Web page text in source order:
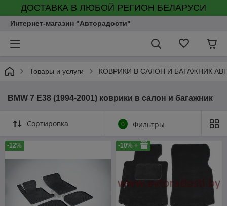
ДОСТАВКА В ЛЮБОЙ РЕГИОН БЕЛАРУСИ
Интернет-магазин "Авторадости"
Товары и услуги КОВРИКИ В САЛОН И БАГАЖНИК
BMW 7 E38 (1994-2001) коврики в салон и багажник
Сортировка 0 Фильтры
-12% -10% +